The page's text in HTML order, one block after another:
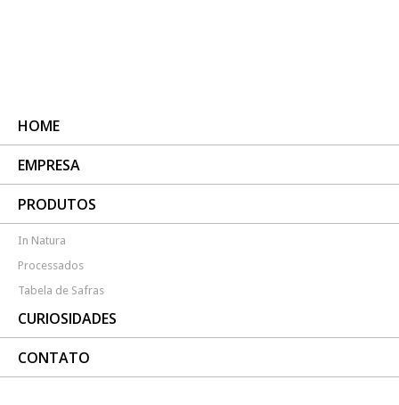
HOME
EMPRESA
PRODUTOS
In Natura
Processados
Tabela de Safras
CURIOSIDADES
CONTATO